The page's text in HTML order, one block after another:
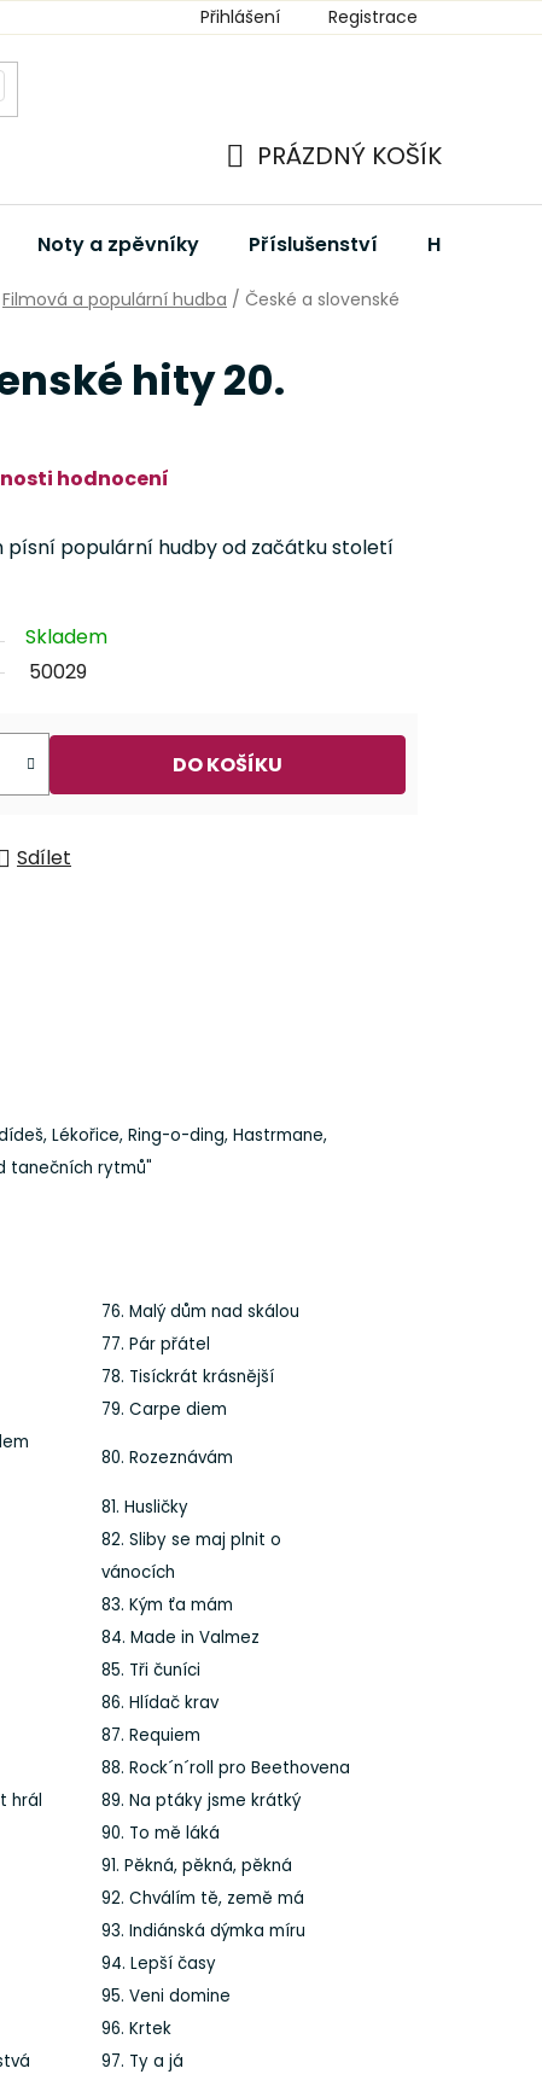
Přihlášení Registrace
KOŠÍK
PRÁZDNÝ KOŠÍK
Noty a zpěvníky Příslušenství Hudební
Filmová a populární hudba / České a slovenské
hity 20.
hodnocení
populární hudby od začátku století
Skladem
50029
DO KOŠÍKU
Sdílet
Lékořice, Ring-o-ding, Hastrmane,
tanečních rytmů"
76. Malý dům nad skálou
77. Pár přátel
78. Tisíckrát krásnější
79. Carpe diem
80. Rozeznávám
81. Husličky
82. Sliby se maj plnit o
vánocích
83. Kým ťa mám
84. Made in Valmez
85. Tři čuníci
86. Hlídač krav
87. Requiem
88. Rock´n´roll pro Beethovena
hrál
89. Na ptáky jsme krátký
90. To mě láká
91. Pěkná, pěkná, pěkná
92. Chválím tě, země má
93. Indiánská dýmka míru
94. Lepší časy
95. Veni domine
96. Krtek
97. Ty a já